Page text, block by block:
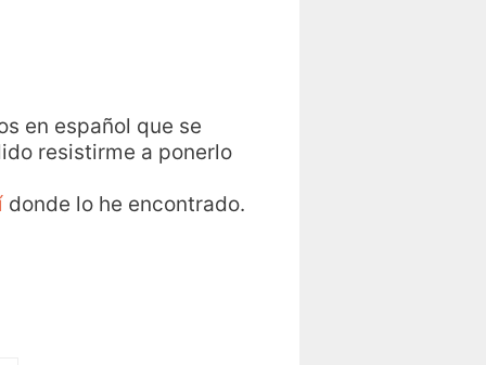
en español que se
resistirme a ponerlo
donde lo he encontrado.